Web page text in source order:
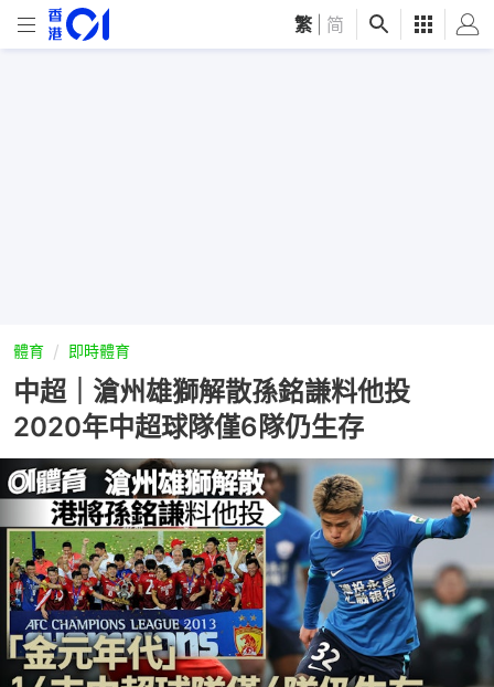
繁 简
體育 即時體育
中超｜滄州雄獅解散孫銘謙料他投
2020年中超球隊僅6隊仍生存